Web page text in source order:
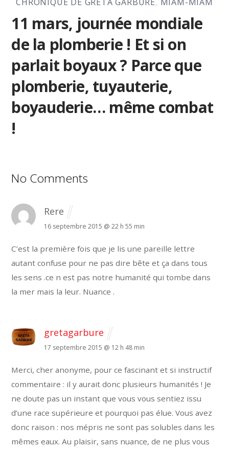
11 mars, journée mondiale
de la plomberie ! Et si on
parlait boyaux ? Parce que
plomberie, tuyauterie,
boyauderie… même combat
!
No Comments
Rere
16 septembre 2015 @ 22 h 55 min
C’est la première fois que je lis une pareille lettre
autant confuse pour ne pas dire bête et ça dans tous
les sens .ce n est pas notre humanité qui tombe dans
la mer mais la leur. Nuance .
gretagarbure
17 septembre 2015 @ 12 h 48 min
Merci, cher anonyme, pour ce fascinant et si instructif
commentaire : il y aurait donc plusieurs humanités ! Je
ne doute pas un instant que vous vous sentiez issu
d’une race supérieure et pourquoi pas élue. Vous avez
donc raison : nos mépris ne sont pas solubles dans les
mêmes eaux. Au plaisir, sans nuance, de ne plus vous